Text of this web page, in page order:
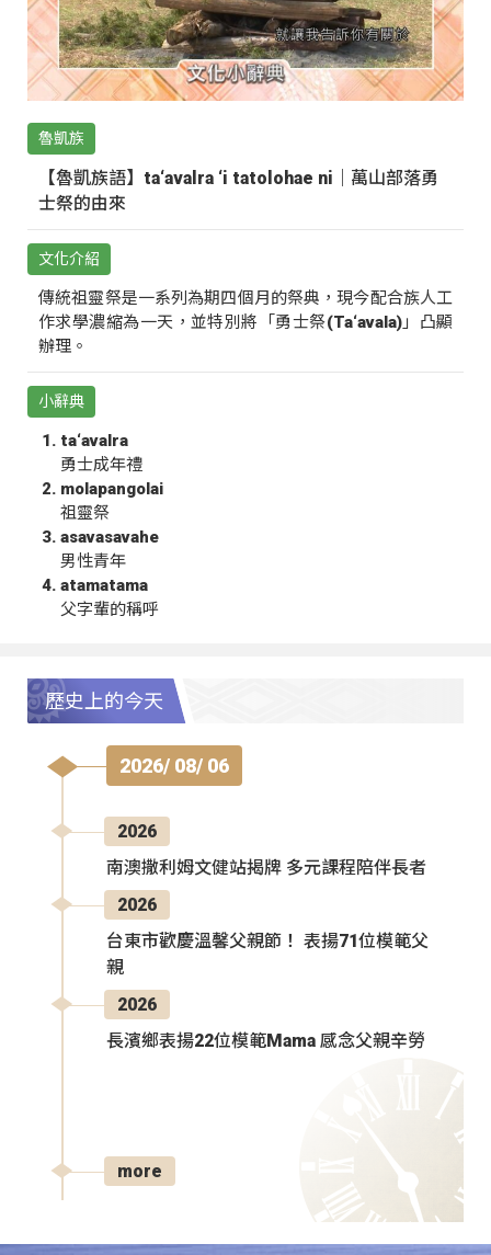
魯凱族
【魯凱族語】ta‘avalra ‘i tatolohae ni｜萬山部落勇
士祭的由來
文化介紹
傳統祖靈祭是一系列為期四個月的祭典，現今配合族人工
作求學濃縮為一天，並特別將「勇士祭(Ta‘avala)」凸顯
辦理。
小辭典
ta‘avalra
勇士成年禮
molapangolai
祖靈祭
asavasavahe
男性青年
atamatama
父字輩的稱呼
歷史上的今天
2026/ 08/ 06
2026
南澳撒利姆文健站揭牌 多元課程陪伴長者
2026
台東市歡慶溫馨父親節！ 表揚71位模範父
親
2026
長濱鄉表揚22位模範Mama 感念父親辛勞
more